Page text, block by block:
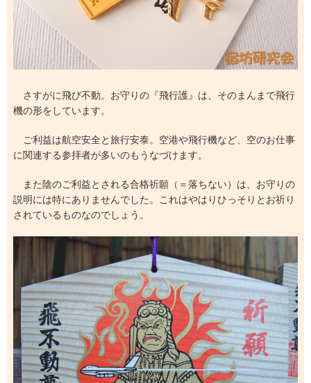
さすがに飛び不動。お守りの『飛行護』は、そのまんまで飛行
機の形をしています。
ご利益は航空安全と旅行安泰。空港や飛行機など、空のお仕事
に関連する参拝者が多いのもうなづけます。
また陰のご利益とされる合格祈願（＝落ちない）は、お守りの
説明には特にありませんでした。これはやはりひっそりとお祈り
されているものなのでしょう。